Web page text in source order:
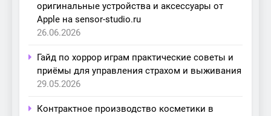
оригинальные устройства и аксессуары от
Apple на sensor-studio.ru
26.06.2026
Гайд по хоррор играм практические советы и
приёмы для управления страхом и выживания
29.05.2026
Контрактное производство косметики в